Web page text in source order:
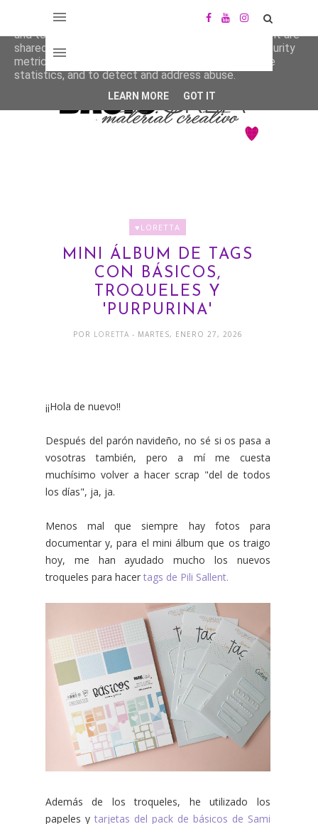
♥LORETTA
MINI ÁLBUM DE TAGS
CON BÁSICOS,
TROQUELES Y
'PURPURINA'
POR LORETTA - MARTES, ENERO 27, 2026
¡¡Hola de nuevo!!
Después del parón navideño, no sé si os pasa a
vosotras también, pero a mí me cuesta
muchísimo volver a hacer scrap "del de todos
los días", ja, ja.
Menos mal que siempre hay fotos para
documentar y, para el mini álbum que os traigo
hoy, me han ayudado mucho los nuevos
troqueles para hacer tags de Pili Sallent.
Además de los troqueles, he utilizado los
papeles y tarjetas del pack de básicos de Sami
This site uses cookies from Google to deliver its services
and to analyze traffic. Your IP address and user-agent are
shared with Google along with performance and security
metrics to ensure quality of service, generate usage
statistics, and to detect and address abuse.
LEARN MORE GOT IT